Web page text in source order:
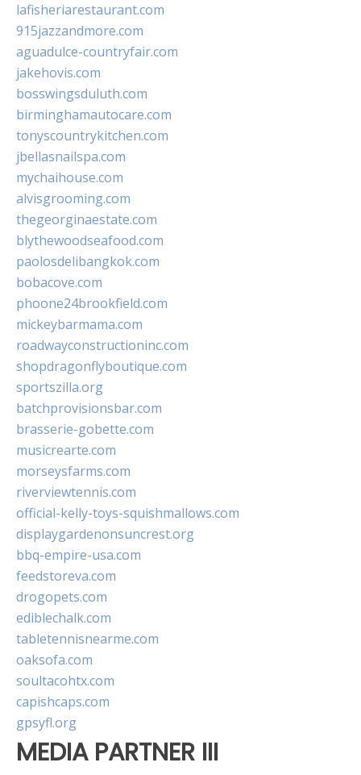
lafisheriarestaurant.com
915jazzandmore.com
aguadulce-countryfair.com
jakehovis.com
bosswingsduluth.com
birminghamautocare.com
tonyscountrykitchen.com
jbellasnailspa.com
mychaihouse.com
alvisgrooming.com
thegeorginaestate.com
blythewoodseafood.com
paolosdelibangkok.com
bobacove.com
phoone24brookfield.com
mickeybarmama.com
roadwayconstructioninc.com
shopdragonflyboutique.com
sportszilla.org
batchprovisionsbar.com
brasserie-gobette.com
musicrearte.com
morseysfarms.com
riverviewtennis.com
official-kelly-toys-squishmallows.com
displaygardenonsuncrest.org
bbq-empire-usa.com
feedstoreva.com
drogopets.com
ediblechalk.com
tabletennisnearme.com
oaksofa.com
soultacohtx.com
capishcaps.com
gpsyfl.org
MEDIA PARTNER III